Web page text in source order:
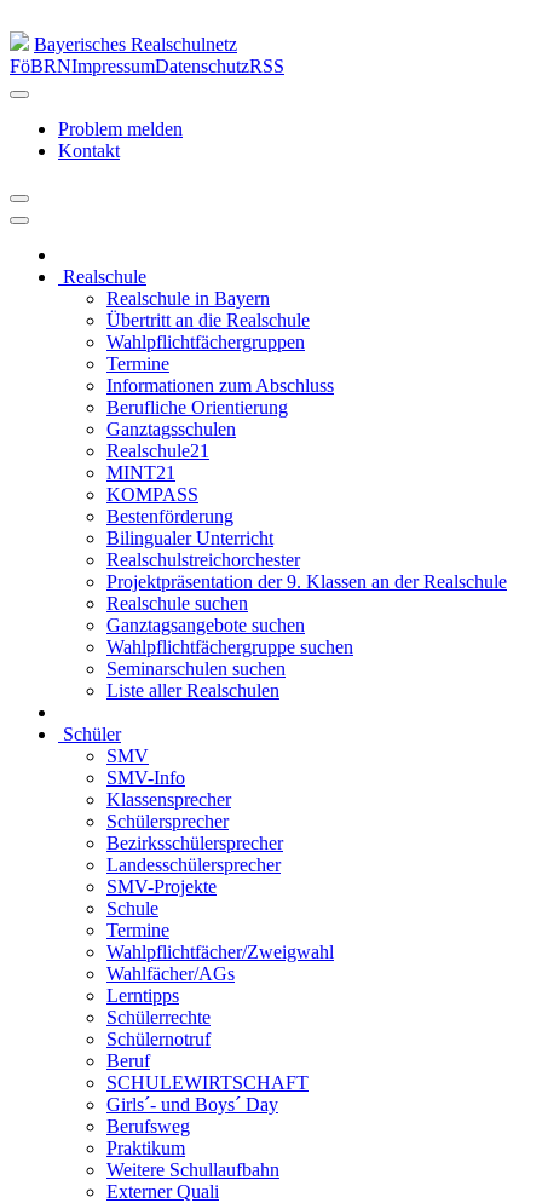
Bayerisches Realschulnetz
FöBRNImpressumDatenschutzRSS
Problem melden
Kontakt
Realschule
Realschule in Bayern
Übertritt an die Realschule
Wahlpflichtfächergruppen
Termine
Informationen zum Abschluss
Berufliche Orientierung
Ganztagsschulen
Realschule21
MINT21
KOMPASS
Bestenförderung
Bilingualer Unterricht
Realschulstreichorchester
Projektpräsentation der 9. Klassen an der Realschule
Realschule suchen
Ganztagsangebote suchen
Wahlpflichtfächergruppe suchen
Seminarschulen suchen
Liste aller Realschulen
Schüler
SMV
SMV-Info
Klassensprecher
Schülersprecher
Bezirksschülersprecher
Landesschülersprecher
SMV-Projekte
Schule
Termine
Wahlpflichtfächer/Zweigwahl
Wahlfächer/AGs
Lerntipps
Schülerrechte
Schülernotruf
Beruf
SCHULEWIRTSCHAFT
Girls´- und Boys´ Day
Berufsweg
Praktikum
Weitere Schullaufbahn
Externer Quali